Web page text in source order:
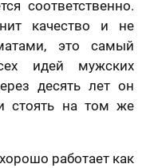
соответственно.
качество и не
это самый
идей мужских
десять лет он
стоять на том же
работает как